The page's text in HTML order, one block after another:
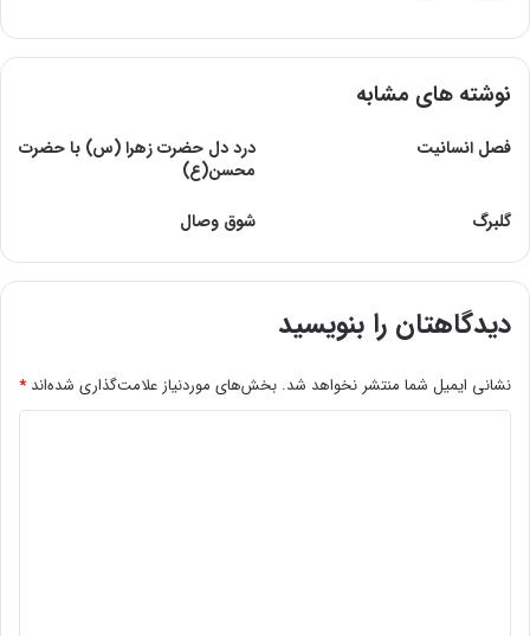
نوشته های مشابه
فصل‌ انسانیت
درد دل حضرت زهرا (س) با حضرت
محسن(ع)
گلبرگ
شوق وصال
دیدگاهتان را بنویسید
نشانی ایمیل شما منتشر نخواهد شد. بخش‌های موردنیاز علامت‌گذاری شده‌اند *